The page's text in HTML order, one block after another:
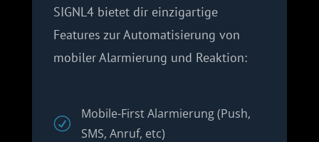
SIGNL4 bietet dir einzigartige
Features zur Automatisierung von
mobiler Alarmierung und Reaktion:
R
Mobile-First Alarmierung (Push,
SMS, Anruf, etc)